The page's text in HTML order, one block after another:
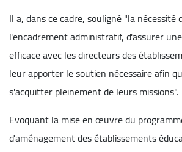
Il a, dans ce cadre, souligné "la nécessité
l'encadrement administratif, d'assurer
efficace avec les directeurs des
leur apporter le soutien nécessaire afin
s'acquitter pleinement de leurs missions".
Evoquant la mise en œuvre du
d'aménagement des établissements